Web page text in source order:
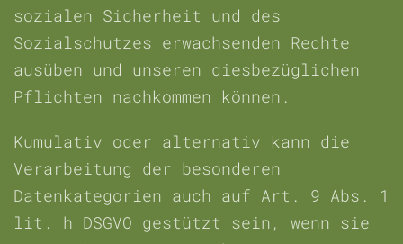
sozialen Sicherheit und des
Sozialschutzes erwachsenden Rechte
ausüben und unseren diesbezüglichen
Pflichten nachkommen können.
Kumulativ oder alternativ kann die
Verarbeitung der besonderen
Datenkategorien auch auf Art. 9 Abs. 1
lit. h DSGVO gestützt sein, wenn sie